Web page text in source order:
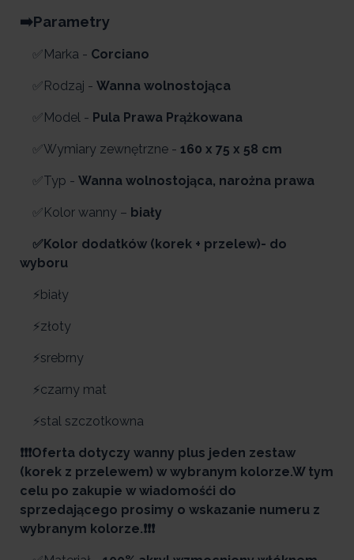
➡️Parametry
✅Marka - Corciano
✅Rodzaj - Wanna wolnostojąca
✅Model - Pula Prawa Prążkowana
✅Wymiary zewnętrzne - 160 x 75 x 58 cm
✅Typ - Wanna wolnostojąca, narożna prawa
✅Kolor wanny – biały
✅Kolor dodatków (korek + przelew)- do
wyboru
⚡biały
⚡złoty
⚡srebrny
⚡czarny mat
⚡stal szczotkowna
❗❗❗Oferta dotyczy wanny plus jeden zestaw
(korek z przelewem) w wybranym kolorze.W tym
celu po zakupie w wiadomośći do
sprzedającego prosimy o wskazanie numeru z
wybranym kolorze.❗❗❗